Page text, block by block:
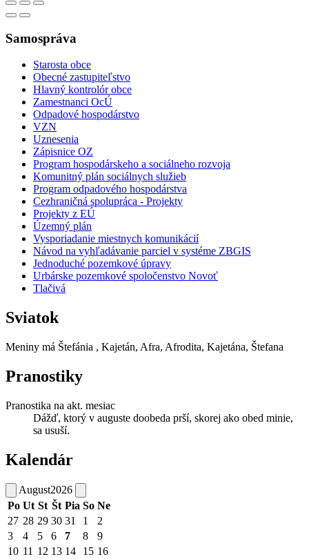
Samospráva
Starosta obce
Obecné zastupiteľstvo
Hlavný kontrolór obce
Zamestnanci OcÚ
Odpadové hospodárstvo
VZN
Uznesenia
Zápisnice OZ
Program hospodárskeho a sociálneho rozvoja
Komunitný plán sociálnych služieb
Program odpadového hospodárstva
Cezhraničná spolupráca - Projekty
Projekty z EÚ
Územný plán
Vysporiadanie miestnych komunikácií
Návod na vyhľadávanie parciel v systéme ZBGIS
Jednoduché pozemkové úpravy
Urbárske pozemkové spoločenstvo Novoť
Tlačivá
Sviatok
Meniny má Štefánia , Kajetán, Afra, Afrodita, Kajetána, Štefana
Pranostiky
Pranostika na akt. mesiac
Dážď, ktorý v auguste doobeda prší, skorej ako obed minie,
sa usuší.
Kalendár
August2026
Po Ut St Št Pia So Ne
27 28 29 30 31 1
2
3
4 5 6 7 8
9
10 11 12 13 14 15 16